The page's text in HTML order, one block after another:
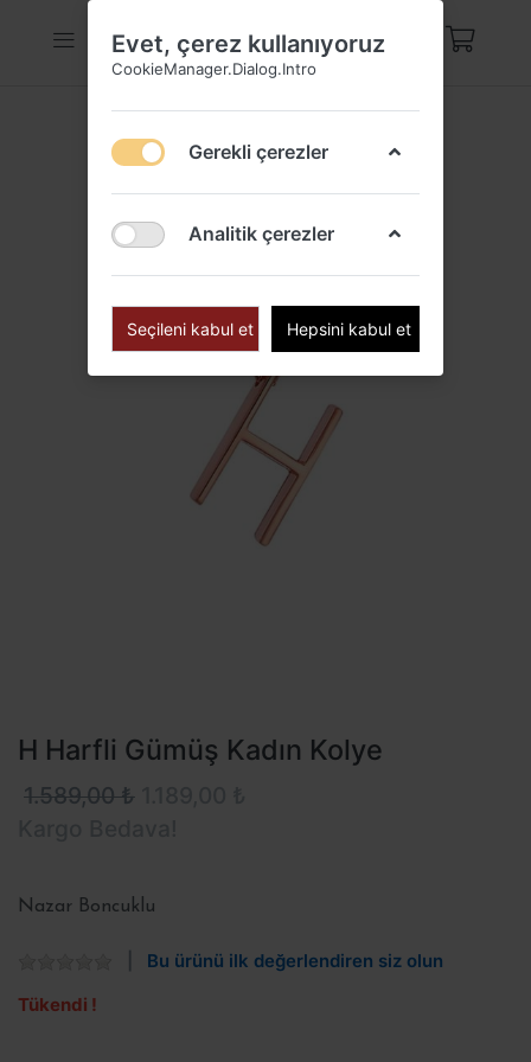
H Harfli Gümüş Kadın Kolye
1.589,00 ₺
Nazar Boncuklu
Bu ürünü ilk değerlendiren siz olun
Tükendi !
Evet, çerez kullanıyoruz
CookieManager.Dialog.Intro
Gerekli çerezler
Analitik çerezler
Seçileni kabul et Hepsini kabul et